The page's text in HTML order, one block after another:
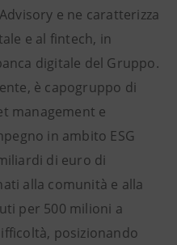
e ne caratterizza
e al fintech, in
digitale del Gruppo.
è capogruppo di
management e
in ambito ESG
di euro di
alla comunità e alla
per 500 milioni a
posizionando